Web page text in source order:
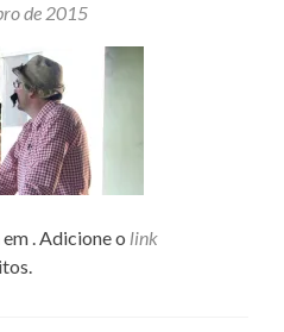
de 2015
. Adicione o link